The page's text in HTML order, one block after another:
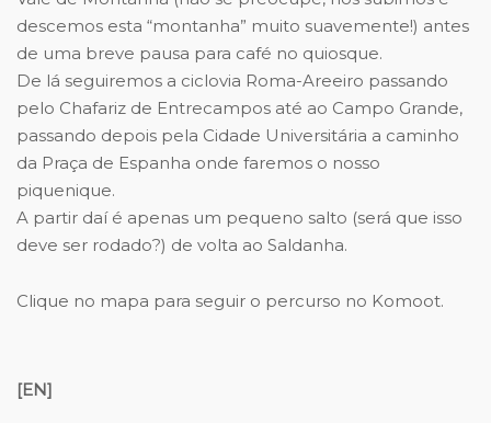
descemos esta “montanha” muito suavemente!) antes
de uma breve pausa para café no quiosque.
De lá seguiremos a ciclovia Roma-Areeiro passando
pelo Chafariz de Entrecampos até ao Campo Grande,
passando depois pela Cidade Universitária a caminho
da Praça de Espanha onde faremos o nosso
piquenique.
A partir daí é apenas um pequeno salto (será que isso
deve ser rodado?) de volta ao Saldanha.
Clique no mapa para seguir o percurso no Komoot.
[EN]